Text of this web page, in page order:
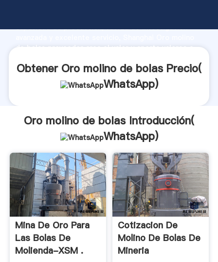
capacidad de producción, fuerza de investigación
de bolas proveedor crea el valor y aporta valores a
Obtener Oro molino de bolas Precio(
WhatsApp)
Oro molino de bolas Introducción(
WhatsApp)
Mina De Oro Para
Las Bolas De
Molienda-XSM .
Cotizacion De
Molino De Bolas De
Mineria